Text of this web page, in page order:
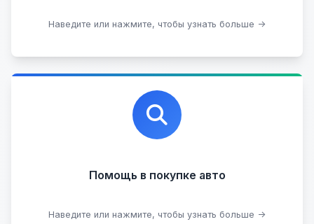
Наведите или нажмите, чтобы узнать больше →
Оставить на комиссии
Помощь в покупке авто
Наведите или нажмите, чтобы узнать больше →
Профессиональная помощь в выборе автомобиля
на любых торговых площадках с проверкой
юридической чистоты.
Подобрать авто